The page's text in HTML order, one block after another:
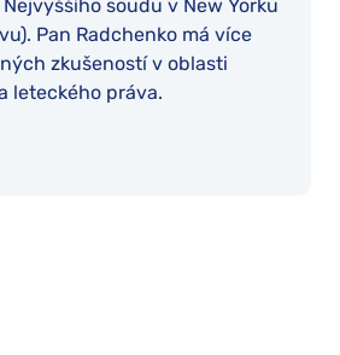
soudu v New Yorku
Pan Radchenko má více
zkušeností v oblasti
leteckého práva.